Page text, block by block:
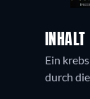
INHALT
Ein
durch